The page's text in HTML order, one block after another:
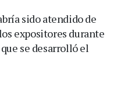
sido atendido de
expositores durante
se desarrolló el